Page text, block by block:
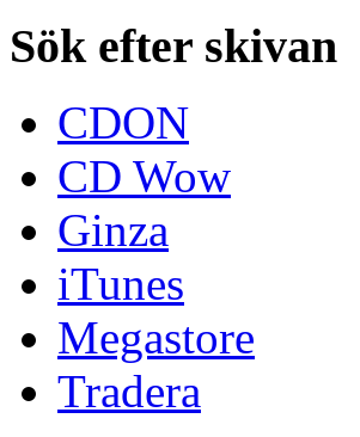
Sök efter skivan
CDON
CD Wow
Ginza
iTunes
Megastore
Tradera